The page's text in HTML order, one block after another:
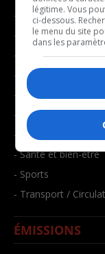
- Affaires
- Communauté /
- Culture
- Économie
- Éducation
- Environnement
- Faits divers
- Santé et bien-être
- Sports
- Transport /
ÉMISSIONS
légitime. Vous
ci-dessous.
le menu du site
dans les